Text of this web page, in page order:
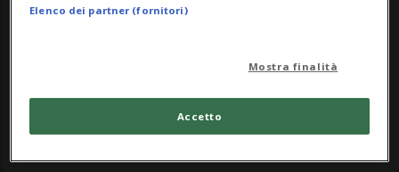
Elenco dei partner (fornitori)
Mostra finalità
Accetto